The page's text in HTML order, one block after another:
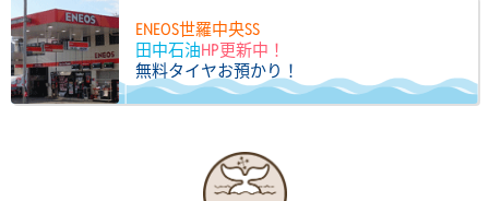
ENEOS世羅中央SS
田中石油HP更新中！
無料タイヤお預かり！